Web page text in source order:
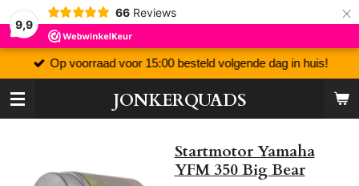
9,9
66 Reviews ×
JONKERQUADS
Op voorraad voor 15:00 besteld volgende dag in huis!
Startmotor Yamaha
YFM 350 Big Bear